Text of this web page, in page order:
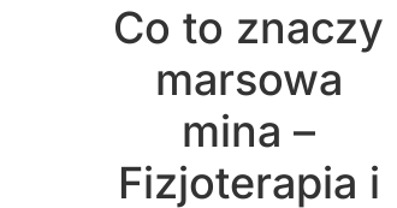
Co to znaczy
marsowa
mina –
Fizjoterapia i